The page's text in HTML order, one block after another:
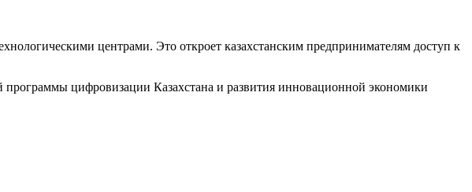
центрами. Это откроет казахстанским предпринимателям доступ к
программы цифровизации Казахстана и развития инновационной экономики